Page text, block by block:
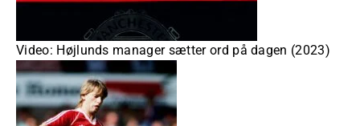
Video: Højlunds manager sætter ord på dagen (2023)